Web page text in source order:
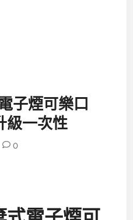
子煙可樂口
級一次性
0